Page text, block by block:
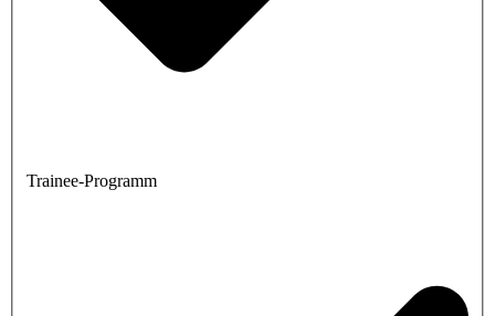
Trainee-Programm